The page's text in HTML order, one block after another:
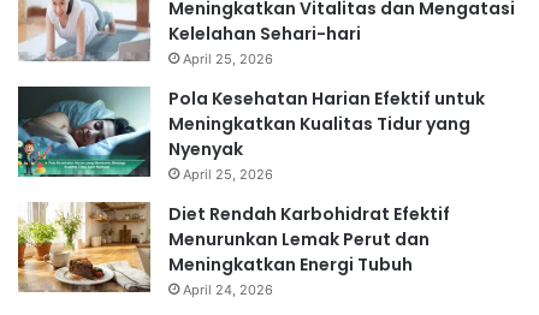
Meningkatkan Vitalitas dan Mengatasi
Kelelahan Sehari-hari
April 25, 2026
Pola Kesehatan Harian Efektif untuk
Meningkatkan Kualitas Tidur yang
Nyenyak
April 25, 2026
Diet Rendah Karbohidrat Efektif
Menurunkan Lemak Perut dan
Meningkatkan Energi Tubuh
April 24, 2026